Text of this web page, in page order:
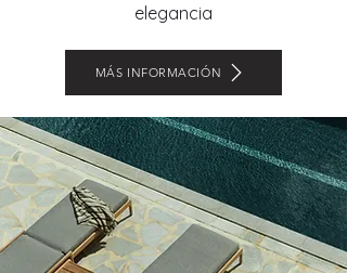
elegancia
MÁS INFORMACIÓN